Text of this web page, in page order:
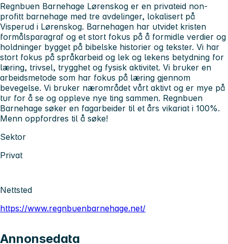
Regnbuen Barnehage Lørenskog er en privateid non-
profitt barnehage med tre avdelinger, lokalisert på
Visperud i Lørenskog. Barnehagen har utvidet kristen
formålsparagraf og et stort fokus på å formidle verdier og
holdninger bygget på bibelske historier og tekster. Vi har
stort fokus på språkarbeid og lek og lekens betydning for
læring, trivsel, trygghet og fysisk aktivitet. Vi bruker en
arbeidsmetode som har fokus på læring gjennom
bevegelse. Vi bruker nærområdet vårt aktivt og er mye på
tur for å se og oppleve nye ting sammen. Regnbuen
Barnehage søker en fagarbeider til et års vikariat i 100%.
Menn oppfordres til å søke!
Sektor
Privat
Nettsted
https://www.regnbuenbarnehage.net/
Annonsedata